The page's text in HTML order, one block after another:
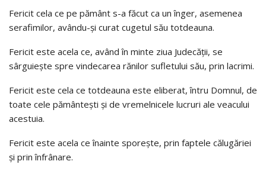
Fericit cela ce pe pământ s-a făcut ca un înger, asemenea
serafimilor, avându-şi curat cugetul său totdeauna.
Fericit este acela ce, având în minte ziua Judecăţii, se
sârguieşte spre vindecarea rănilor sufletului său, prin lacrimi.
Fericit este cela ce totdeauna este eliberat, întru Domnul, de
toate cele pământeşti și de vremelnicele lucruri ale veacului
acestuia.
Fericit este acela ce înainte sporeşte, prin faptele călugăriei
şi prin înfrânare.